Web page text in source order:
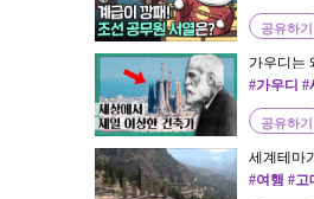
한국사 #
공유하기
가우디는
#가우디 #
리 #니체
공유하기
세계테마
중심, 옴
#여행 #고